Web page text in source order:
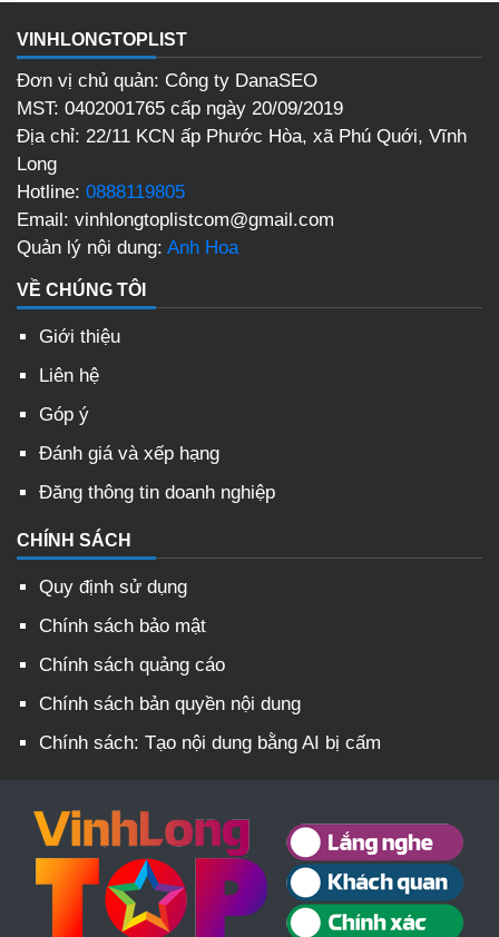
VINHLONGTOPLIST
Đơn vị chủ quản: Công ty DanaSEO
MST: 0402001765 cấp ngày 20/09/2019
Địa chỉ: 22/11 KCN ấp Phước Hòa, xã Phú Quới, Vĩnh
Long
Hotline: 0888119805
Email: vinhlongtoplistcom@gmail.com
Quản lý nội dung: Anh Hoa
VỀ CHÚNG TÔI
Giới thiệu
Liên hệ
Góp ý
Đánh giá và xếp hạng
Đăng thông tin doanh nghiệp
CHÍNH SÁCH
Quy định sử dụng
Chính sách bảo mật
Chính sách quảng cáo
Chính sách bản quyền nội dung
Chính sách: Tạo nội dung bằng AI bị cấm